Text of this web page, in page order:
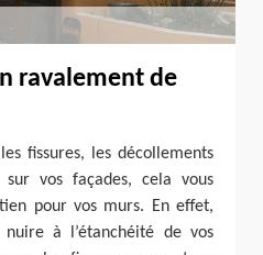
ravalement de
fissures, les décollements
sur vos façades, cela vous
pour vos murs. En effet,
nuire à l’étanchéité de vos